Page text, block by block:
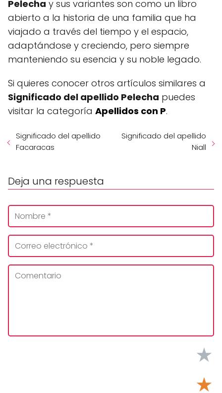
Pelecha y sus variantes son como un libro
abierto a la historia de una familia que ha
viajado a través del tiempo y el espacio,
adaptándose y creciendo, pero siempre
manteniendo su esencia y su noble legado.
Si quieres conocer otros artículos similares a
Significado del apellido Pelecha puedes
visitar la categoría Apellidos con P.
Significado del apellido
Facaracas
Significado del apellido
Niall
Deja una respuesta
★
★